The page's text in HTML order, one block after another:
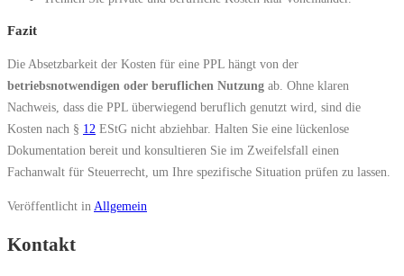
Fazit
Die Absetzbarkeit der Kosten für eine PPL hängt von der
betriebsnotwendigen oder beruflichen Nutzung ab. Ohne klaren
Nachweis, dass die PPL überwiegend beruflich genutzt wird, sind die
Kosten nach § 12 EStG nicht abziehbar. Halten Sie eine lückenlose
Dokumentation bereit und konsultieren Sie im Zweifelsfall einen
Fachanwalt für Steuerrecht, um Ihre spezifische Situation prüfen zu lassen.
Veröffentlicht inAllgemein
Kontakt